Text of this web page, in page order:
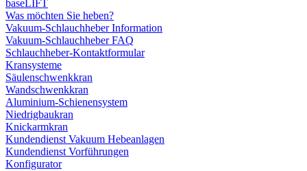
baseLIFT
Was möchten Sie heben?
Vakuum-Schlauchheber Information
Vakuum-Schlauchheber FAQ
Schlauchheber-Kontaktformular
Kransysteme
Säulenschwenkkran
Wandschwenkkran
Aluminium-Schienensystem
Niedrigbaukran
Knickarmkran
Kundendienst Vakuum Hebeanlagen
Kundendienst Vorführungen
Konfigurator